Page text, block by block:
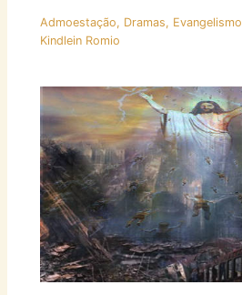
Admoestação, Dramas, Evangelismo
Kindlein Romio